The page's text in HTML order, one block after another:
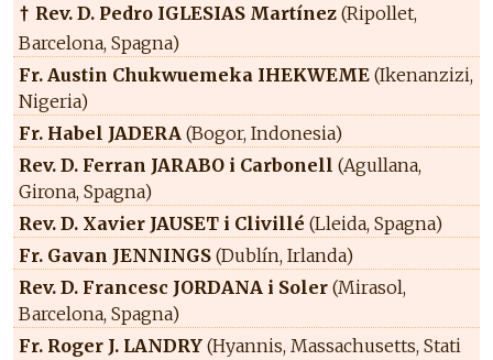
† Rev. D. Pedro IGLESIAS Martínez (Ripollet,
Barcelona, Spagna)
Fr. Austin Chukwuemeka IHEKWEME (Ikenanzizi,
Nigeria)
Fr. Habel JADERA (Bogor, Indonesia)
Rev. D. Ferran JARABO i Carbonell (Agullana,
Girona, Spagna)
Rev. D. Xavier JAUSET i Clivillé (Lleida, Spagna)
Fr. Gavan JENNINGS (Dublín, Irlanda)
Rev. D. Francesc JORDANA i Soler (Mirasol,
Barcelona, Spagna)
Fr. Roger J. LANDRY (Hyannis, Massachusetts, Stati